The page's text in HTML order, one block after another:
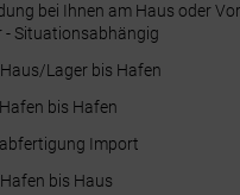
bei Ihnen am Haus oder
- Situationsabhängig
Lager bis Hafen
bis Hafen
Import
bis Haus